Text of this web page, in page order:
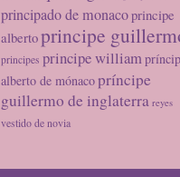
principado de monacoprincipe
albertoprincipe
principes principe william
alberto de mónacopríncipe
guillermo de inglaterra reyes
vestido de novia